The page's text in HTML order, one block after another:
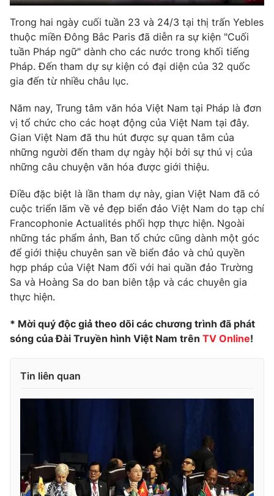
Khán giả
Giải sao mai
Sao
Du lịch
Làm đẹp
Chất lượng cuộc sống
Giáo dục
Tuyển sinh
Học trực tuyến
Công nghệ
Sản phẩm
Thị trường
Tư vấn
Giao lưu trực tuyến
Lịch phát sóng
Emagazine Podcast
Photo Infographic
Video Shorts video
VTV Sức khoẻ Bất động sản
Thị trường 24h
VTV9 VTV8
Liên hệ tòa soạn English
Trong hai ngày cuối tuần 23 và 24/3 tại thị trấn Yebles
thuộc miền Đông Bắc Paris đã diễn ra sự kiện "Cuối
tuần Pháp ngữ" dành cho các nước trong khối tiếng
Pháp. Đến tham dự sự kiện có đại diện của 32 quốc
gia đến từ nhiều châu lục.
Năm nay, Trung tâm văn hóa Việt Nam tại Pháp là đơn
vị tổ chức cho các hoạt động của Việt Nam tại đây.
Gian Việt Nam đã thu hút được sự quan tâm của
những người đến tham dự ngày hội bởi sự thú vị của
những câu chuyện văn hóa được giới thiệu.
Điều đặc biệt là lần tham dự này, gian Việt Nam đã có
cuộc triển lãm về vẻ đẹp biển đảo Việt Nam do tạp chí
Francophonie Actualités phối hợp thực hiện. Ngoài
những tác phẩm ảnh, Ban tổ chức cũng dành một góc
để giới thiệu chuyên san về biển đảo và chủ quyền
hợp pháp của Việt Nam đối với hai quần đảo Trường
Sa và Hoàng Sa do ban biên tập và các chuyên gia
thực hiện.
* Mời quý độc giả theo dõi các chương trình đã phát
sóng của Đài Truyền hình Việt Nam trên TV Online!
Tin liên quan